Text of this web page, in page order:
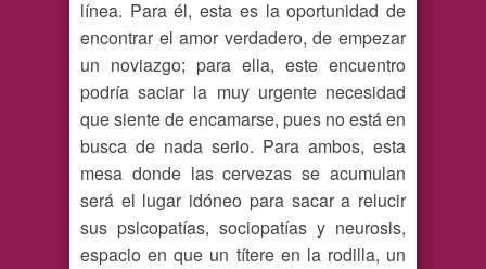
línea. Para él, esta es la oportunidad de
encontrar el amor verdadero, de empezar
un noviazgo; para ella, este encuentro
podría saciar la muy urgente necesidad
que siente de encamarse, pues no está en
busca de nada serio. Para ambos, esta
mesa donde las cervezas se acumulan
será el lugar idóneo para sacar a relucir
sus psicopatías, sociopatías y neurosis,
espacio en que un títere en la rodilla, un